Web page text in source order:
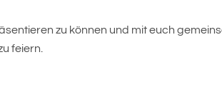
zu können und mit euch
feiern.